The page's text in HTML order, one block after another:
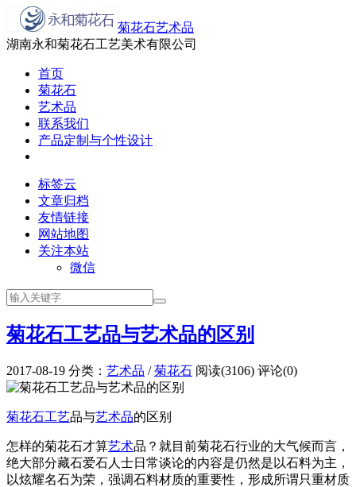
菊花石艺术品
湖南永和菊花石工艺美术有限公司
首页
菊花石
艺术品
联系我们
产品定制与个性设计
标签云
文章归档
友情链接
网站地图
关注本站
微信
菊花石工艺品与艺术品的区别
2017-08-19 分类： 艺术品 /菊花石 阅读(3106) 评论(0)
菊花石工艺品与艺术品的区别
怎样的菊花石才算艺术品？就目前菊花石行业的大气候而言，
绝大部分藏石爱石人士日常谈论的内容是仍然是以石料为主，
以炫耀名石为荣，强调石料材质的重要性，形成所谓只重材质